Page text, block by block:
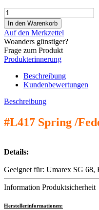
Auf den Merkzettel
Woanders günstiger?
Frage zum Produkt
Produkterinnerung
Beschreibung
Kundenbewertungen
Beschreibung
#L417 Spring /
Details:
Geeignet für: Umarex SG 68,
Information Produktsicherheit
Herstellerinformationen: